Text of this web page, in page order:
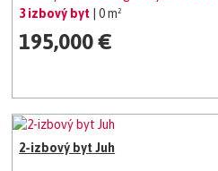
3 izbový byt
| 0 m²
195,000 €
2-izbový byt Juh